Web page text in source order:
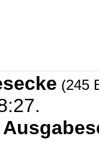
(245